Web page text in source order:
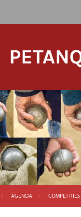
AGENDA COMPETITIES